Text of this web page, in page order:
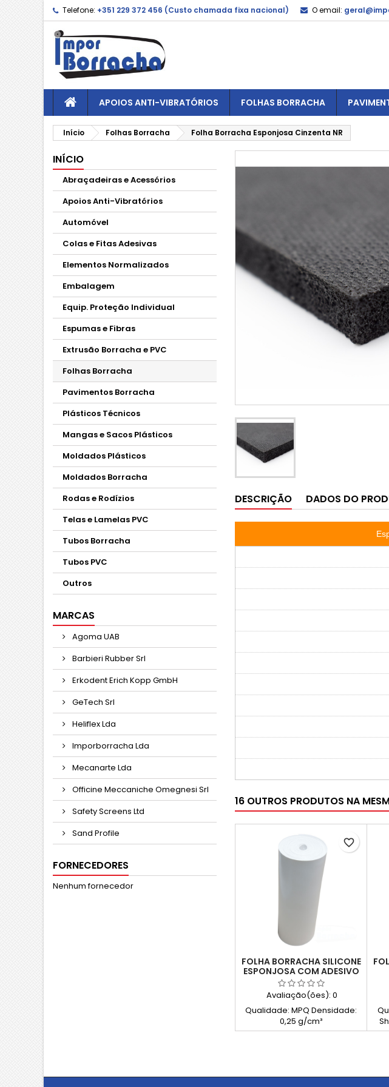
Telefone: +351 229 372 456 (Custo chamada fixa nacional) O email:
APOIOS ANTI-VIBRATÓRIOS FOLHAS BORRACHA
Início Folhas Borracha Folha Borracha Esponjosa Cinzenta NR
INÍCIO
Abraçadeiras e Acessórios
Apoios Anti-Vibratórios
Automóvel
Colas e Fitas Adesivas
Elementos Normalizados
Embalagem
Equip. Proteção Individual
Espumas e Fibras
Extrusão Borracha e PVC
Folhas Borracha
Pavimentos Borracha
Plásticos Técnicos
Mangas e Sacos Plásticos
Moldados Plásticos
Moldados Borracha
Rodas e Rodízios
Telas e Lamelas PVC
Tubos Borracha
Tubos PVC
Outros
MARCAS
Agoma UAB
Barbieri Rubber Srl
Erkodent Erich Kopp GmbH
GeTech Srl
Heliflex Lda
Imporborracha Lda
Mecanarte Lda
Officine Meccaniche Omegnesi Srl
Safety Screens Ltd
Sand Profile
FORNECEDORES
Nenhum fornecedor
DESCRIÇÃO DADOS DO
16 OUTROS PRODUTOS NA
FOLHA BORRACHA SILICONE
ESPONJOSA COM ADESIVO
BRANCA MPQ
Avaliação(ões): 0
Qualidade: MPQ Densidade:
0,25 g/cm³
favorite_border